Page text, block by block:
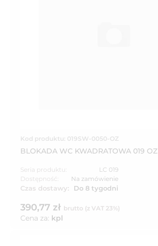
Kod produktu: 019SW-0050-OZ
BLOKADA WC KWADRATOWA 019 OZ
Seria produktu:
LC 019
Dostępność:
Na zamówienie
Czas dostawy: Do 8 tygodni
390,77 zł brutto (z VAT 23%)
Cena za: kpl